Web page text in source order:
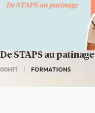
De STAPS au patinage
00H11 FORMATIONS